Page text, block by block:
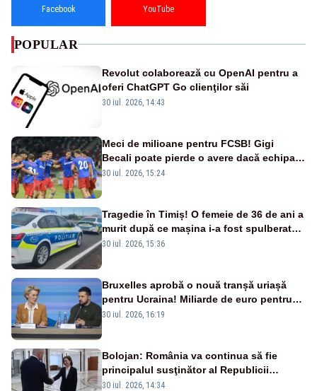
Facebook YouTube
POPULAR
Revolut colaborează cu OpenAI pentru a
oferi ChatGPT Go clienţilor săi
30 iul. 2026, 14:43
Meci de milioane pentru FCSB! Gigi
Becali poate pierde o avere dacă echipa
este eliminată de FK Auda
30 iul. 2026, 15:24
Tragedie în Timiș! O femeie de 36 de ani a
murit după ce mașina i-a fost spulberată
de tren
30 iul. 2026, 15:36
Bruxelles aprobă o nouă tranșă uriașă
pentru Ucraina! Miliarde de euro pentru
armament și apărare
30 iul. 2026, 16:19
Bolojan: România va continua să fie
principalul susţinător al Republicii
Moldova la nivelul Uniunii Europene
30 iul. 2026, 14:34